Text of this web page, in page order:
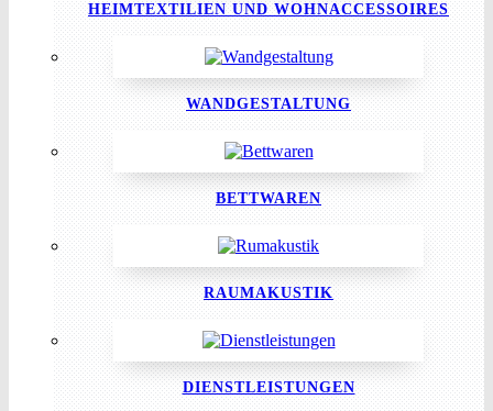
HEIMTEXTILIEN UND WOHNACCESSOIRES
WANDGESTALTUNG
BETTWAREN
RAUMAKUSTIK
DIENSTLEISTUNGEN